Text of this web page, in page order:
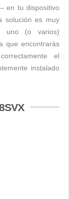
en tu dispositivo
solución es muy
uno (o varios)
que encontrarás
el
instalado